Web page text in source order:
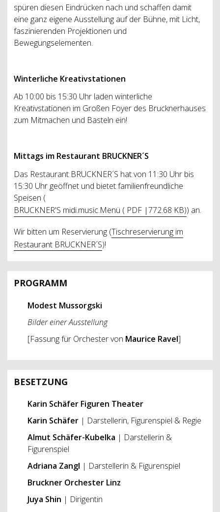
spüren diesen Eindrücken nach und schaffen damit
eine ganz eigene Ausstellung auf der Bühne, mit Licht,
faszinierenden Projektionen und
Bewegungselementen.
Winterliche Kreativstationen
Ab 10:00 bis 15:30 Uhr laden winterliche
Kreativstationen im Großen Foyer des Brucknerhauses
zum Mitmachen und Basteln ein!
Mittags im Restaurant BRUCKNER´S
Das Restaurant BRUCKNER´S hat von 11:30 Uhr bis
15:30 Uhr geöffnet und bietet familienfreundliche
Speisen (
BRUCKNER'S midi.music.Menü ( PDF |772.68 KB)) an.
Wir bitten um Reservierung (Tischreservierung im
Restaurant BRUCKNER´S)!
PROGRAMM
Modest Mussorgski
Bilder einer Ausstellung
[Fassung für Orchester von Maurice Ravel]
BESETZUNG
Karin Schäfer Figuren Theater
Karin Schäfer | Darstellerin, Figurenspiel & Regie
Almut Schäfer-Kubelka | Darstellerin &
Figurenspiel
Adriana Zangl | Darstellerin & Figurenspiel
Bruckner Orchester Linz
Juya Shin | Dirigentin